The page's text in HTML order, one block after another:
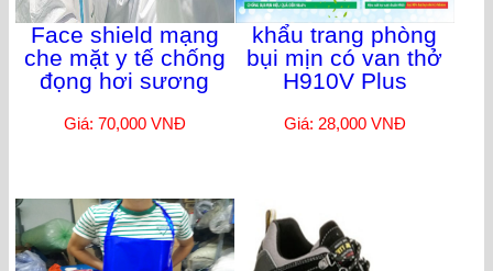
Face shield mạng
che mặt y tế chống
đọng hơi sương
Giá: 70,000 VNĐ
khẩu trang phòng
bụi mịn có van thở
H910V Plus
Giá: 28,000 VNĐ